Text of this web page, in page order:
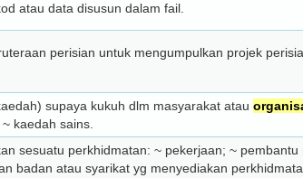
atau data disusun dalam fail.
perisian untuk mengumpulkan projek
supaya kukuh dlm masyarakat atau
kaedah sains.
sesuatu perkhidmatan: ~ pekerjaan; ~
badan atau syarikat yg menye­dia­kan